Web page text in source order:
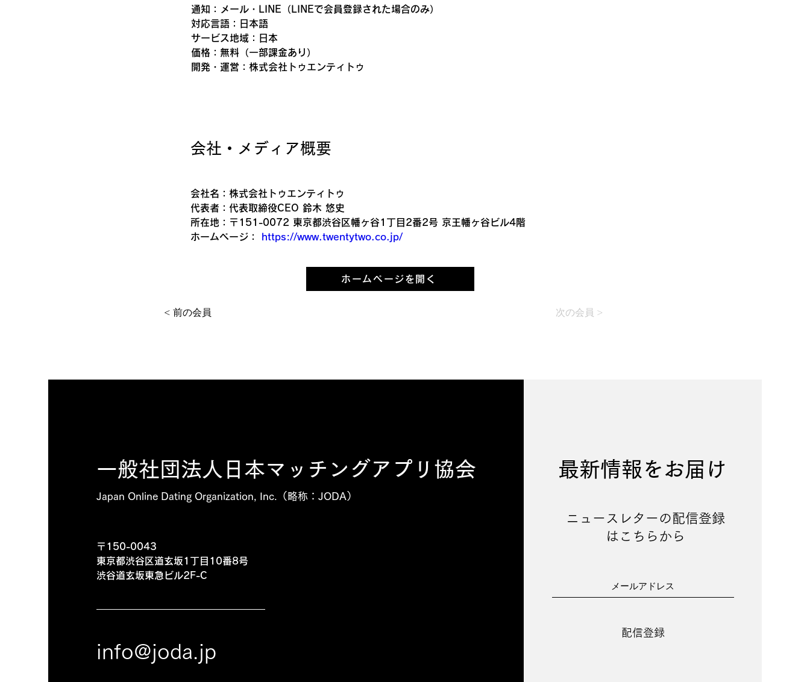
通知：メール・LINE（LINEで会員登録された場合のみ）
対応言語：日本語
サービス地域：日本
価格：無料（一部課金あり）
開発・運営：株式会社トゥエンティトゥ
​会社・メディア概要
会社名：株式会社トゥエンティトゥ
代表者：代表取締役CEO 鈴木 悠史
所在地：〒151-0072 東京都渋谷区幡ヶ谷1丁目2番2号 京王幡ヶ谷ビル4階
ホームページ：
https://www.twentytwo.co.jp/
ホームページを開く
< 前の会員 次の会員 >
一般社団法人​日本マッチングアプリ協会
​Japan Online Dating Organization, Inc.（略称：JODA）
〒150-0043
東京都渋谷区道玄坂1丁目10番8号
渋谷道玄坂東急ビル2F-C
info@joda.jp
最新情報を​お届け
ニュースレターの配信登録
はこちらから
配信登録